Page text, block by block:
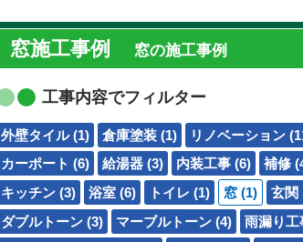
窓施工事例 窓の施工事例
工事内容でフィルター
外壁タイル (1) 倉庫塗装 (1) リノベーション
カーポート (6)
給湯器 (3) 内装工事 (6) 補修
キッチン (3)
浴室 (6) トイレ (1) 窓 (1) 玄関
ダブルトーン (3)
マーブルトーン (4) 雨漏り工